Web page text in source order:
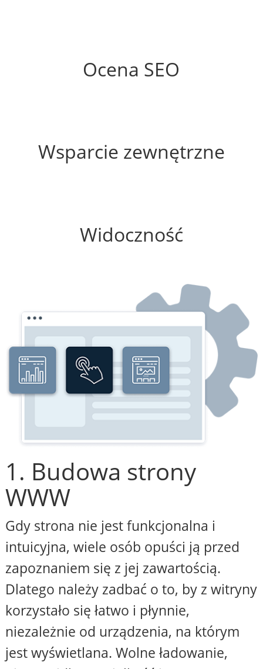
Ocena SEO
Wsparcie zewnętrzne
Widoczność
1. Budowa strony
WWW
Gdy strona nie jest funkcjonalna i
intuicyjna, wiele osób opuści ją przed
zapoznaniem się z jej zawartością.
Dlatego należy zadbać o to, by z witryny
korzystało się łatwo i płynnie,
niezależnie od urządzenia, na którym
jest wyświetlana. Wolne ładowanie,